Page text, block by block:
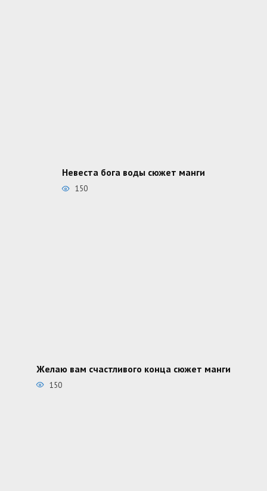
Невеста бога воды сюжет манги
150
Желаю вам счастливого конца сюжет манги
150